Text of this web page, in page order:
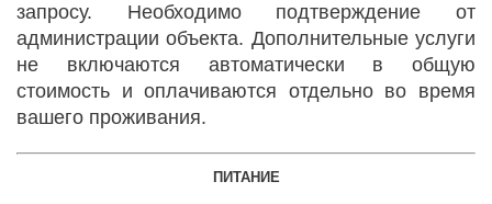
запросу. Необходимо подтверждение от
администрации объекта. Дополнительные услуги
не включаются автоматически в общую
стоимость и оплачиваются отдельно во время
вашего проживания.
ПИТАНИЕ